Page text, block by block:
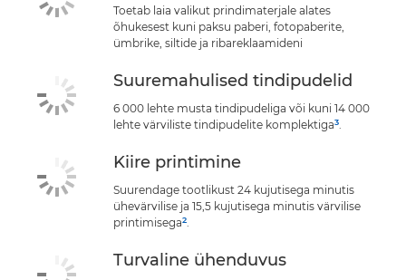
Toetab laia valikut prindimaterjale alates
õhukesest kuni paksu paberi, fotopaberite,
ümbrike, siltide ja ribareklaamideni
Suuremahulised tindipudelid
6 000 lehte musta tindipudeliga või kuni 14 000
lehte värviliste tindipudelite komplektiga3.
Kiire printimine
Suurendage tootlikust 24 kujutisega minutis
ühevärvilise ja 15,5 kujutisega minutis värvilise
printimisega2.
Turvaline ühenduvus